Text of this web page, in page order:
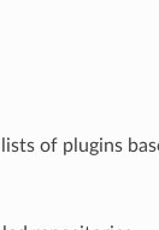
of plugins